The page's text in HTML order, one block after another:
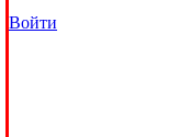
Войти